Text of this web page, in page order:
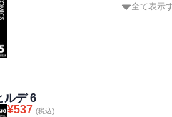
ガルフ」に配属された新人・土屋邑
全て表示
ルデ 6
¥537 (税込)